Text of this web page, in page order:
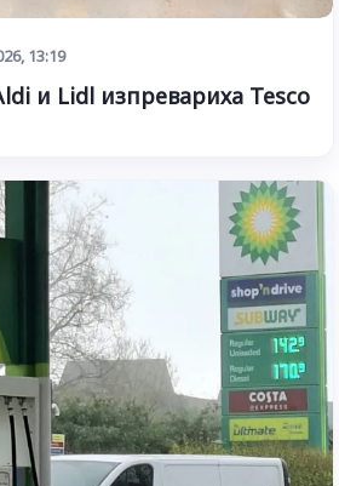
13:19
и Lidl изпревариха Tesco